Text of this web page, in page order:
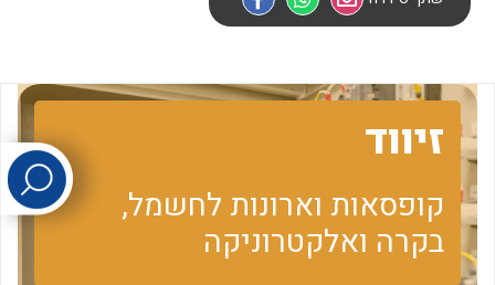
זיווד
קופסאות וארונות לחשמל,
בקרה ואלקטרוניקה